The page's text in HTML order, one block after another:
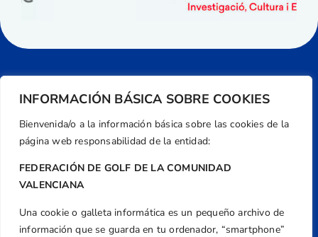
INFORMACIÓN BÁSICA SOBRE COOKIES
Bienvenida/o a la información básica sobre las cookies de la
página web responsabilidad de la entidad:
FEDERACIÓN DE GOLF DE LA COMUNIDAD
VALENCIANA
Una cookie o galleta informática es un pequeño archivo de
información que se guarda en tu ordenador, “smartphone”
Dirección